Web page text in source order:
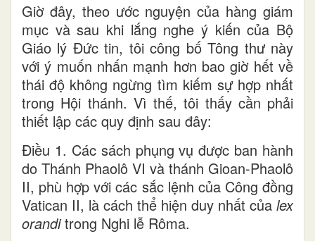
Giờ đây, theo ước nguyện của hàng giám
mục và sau khi lắng nghe ý kiến của Bộ
Giáo lý Đức tin, tôi công bố Tông thư này
với ý muốn nhấn mạnh hơn bao giờ hết về
thái độ không ngừng tìm kiếm sự hợp nhất
trong Hội thánh. Vì thế, tôi thấy cần phải
thiết lập các quy định sau đây:
Điều 1. Các sách phụng vụ được ban hành
do Thánh Phaolô VI và thánh Gioan-Phaolô
II, phù hợp với các sắc lệnh của Công đồng
Vatican II, là cách thể hiện duy nhất của lex
oranditrong Nghi lễ Rôma.